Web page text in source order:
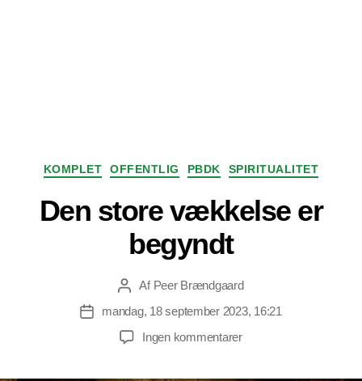
Kategorier
KOMPLET OFFENTLIG PBDK SPIRITUALITET
Den store vækkelse er
begyndt
Indlægsforfatter
Af Peer Brændgaard
Indlægsdato
mandag, 18 september 2023, 16:21
Ingen kommentarertil